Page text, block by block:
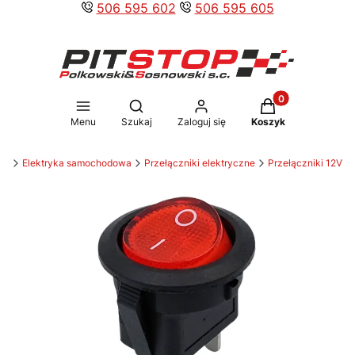
506 595 602 506 595 605
Menu
Otwórz wyszukiwarkę
Szukaj Zaloguj się
Produkty w
Koszyk
Elektryka samochodowa Przełączniki elektryczne Przełączniki 12V